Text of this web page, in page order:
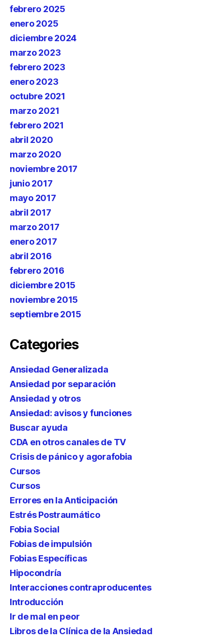
febrero 2025
enero 2025
diciembre 2024
marzo 2023
febrero 2023
enero 2023
octubre 2021
marzo 2021
febrero 2021
abril 2020
marzo 2020
noviembre 2017
junio 2017
mayo 2017
abril 2017
marzo 2017
enero 2017
abril 2016
febrero 2016
diciembre 2015
noviembre 2015
septiembre 2015
Categories
Ansiedad Generalizada
Ansiedad por separación
Ansiedad y otros
Ansiedad: avisos y funciones
Buscar ayuda
CDA en otros canales de TV
Crisis de pánico y agorafobia
Cursos
Cursos
Errores en la Anticipación
Estrés Postraumático
Fobia Social
Fobias de impulsión
Fobias Específicas
Hipocondría
Interacciones contraproducentes
Introducción
Ir de mal en peor
Libros de la Clínica de la Ansiedad